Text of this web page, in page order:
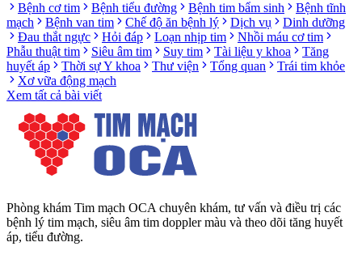
Bệnh cơ tim
Bệnh tiểu đường Bệnh tim bẩm sinh
Bệnh tĩnh
mạch
Bệnh van tim Chế độ ăn bệnh lý Dịch vụ
Dinh dưỡng
Đau thắt ngực
Hỏi đáp Loạn nhịp tim
Nhồi máu cơ tim
Phẫu thuật tim
Siêu âm tim Suy tim Tài liệu y khoa
Tăng
huyết áp
Thời sự Y khoa Thư viện Tổng quan
Trái tim khỏe
Xơ vữa động mạch
Xem tất cả bài viết
Phòng khám Tim mạch OCA chuyên khám, tư vấn và điều trị các
bệnh lý tim mạch, siêu âm tim doppler màu và theo dõi tăng huyết
áp, tiểu đường.